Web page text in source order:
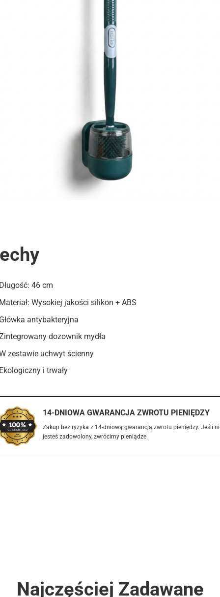
46 cm
Wysokiej jakości silikon + ABS
antybakteryjna
dozownik mydła
zestawie uchwyt ścienny
i trwały
14-DNIOWA GWARANCJA ZWROTU PIENIĘDZY
Zakup bez ryzyka z 14-dniową gwarancją zwrotu pieniędzy. Jeśli
jesteś zadowolony, zwrócimy pieniądze.
Najczęściej Zadawane